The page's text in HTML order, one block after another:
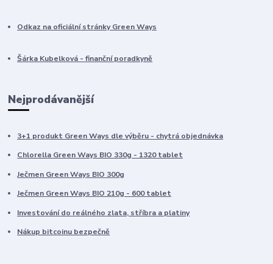
Odkaz na oficiální stránky Green Ways
Šárka Kubelková - finanční poradkyně
Nejprodávanější
3+1 produkt Green Ways dle výběru - chytrá objednávka
Chlorella Green Ways BIO 330g - 1320 tablet
Ječmen Green Ways BIO 300g
Ječmen Green Ways BIO 210g - 600 tablet
Investování do reálného zlata, stříbra a platiny
Nákup bitcoinu bezpečně